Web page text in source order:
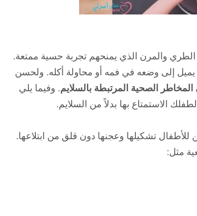
والمرن الذي يمنحهم تجربة حسية ممتعة.
يميل إلى وضعه في فمه أو محاولة أكله. ولحسن
المخاطر الصحية المرتبطة بالسلايم. وفيما يلي
الاستمتاع بها بدلاً من السلايم.
تشكيلها وعجنها دون قلق من ابتلاعها.
مثل: